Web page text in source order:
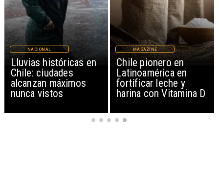
Lluvias históricas en
Chile: ciudades
alcanzan máximos
nunca vistos
NACIONAL
Chile pionero en
Latinoamérica en
fortificar leche y
harina con Vitamina D
MAGAZINE